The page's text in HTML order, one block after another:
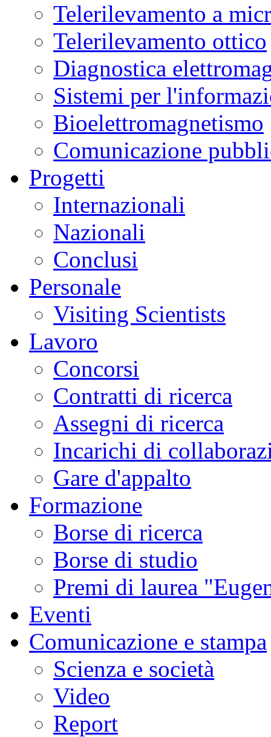
Telerilevamento a
Telerilevamento ottico
Diagnostica
Sistemi per
Bioelettromagnetismo
Comunicazione
Progetti
Internazionali
Nazionali
Conclusi
Personale
Visiting Scientists
Lavoro
Concorsi
Contratti di ricerca
Assegni di ricerca
Incarichi di
Gare d'appalto
Formazione
Borse di ricerca
Borse di studio
Premi di laurea
Eventi
Comunicazione e stampa
Scienza e società
Video
Report